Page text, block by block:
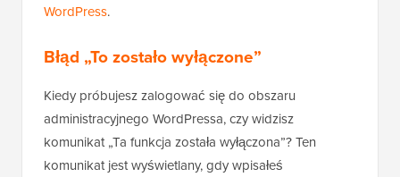
WordPress.
Błąd „To zostało wyłączone”
Kiedy próbujesz zalogować się do obszaru
administracyjnego WordPressa, czy widzisz
komunikat „Ta funkcja została wyłączona”? Ten
komunikat jest wyświetlany, gdy wpisałeś